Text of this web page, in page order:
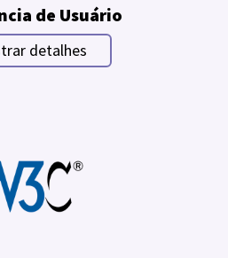
de Usuário
detalhes